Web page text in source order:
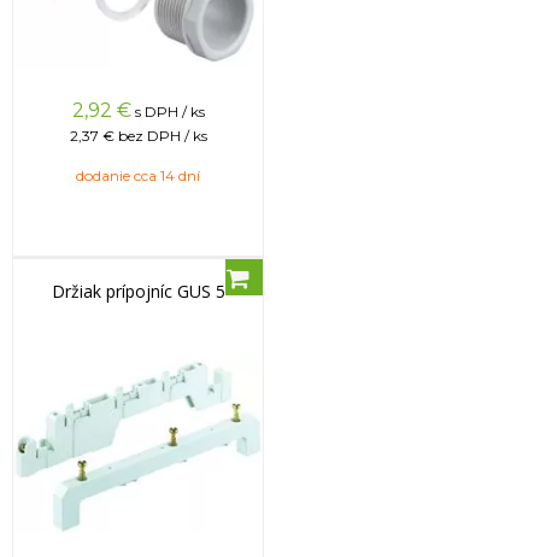
2,92 € s DPH / ks
2,37 € bez DPH / ks
dodanie cca 14 dní
Držiak prípojníc GUS 5